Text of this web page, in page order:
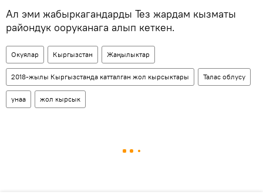
Ал эми жабыркагандарды Тез жардам кызматы
райондук ооруканага алып кеткен.
Окуялар Кыргызстан Жаңылыктар
2018-жылы Кыргызстанда катталган жол кырсыктары Талас облусу
унаа жол кырсык